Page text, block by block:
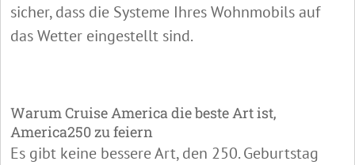
sicher, dass die Systeme Ihres Wohnmobils auf
das Wetter eingestellt sind.
Warum Cruise America die beste Art ist,
America250 zu feiern
Es gibt keine bessere Art, den 250. Geburtstag